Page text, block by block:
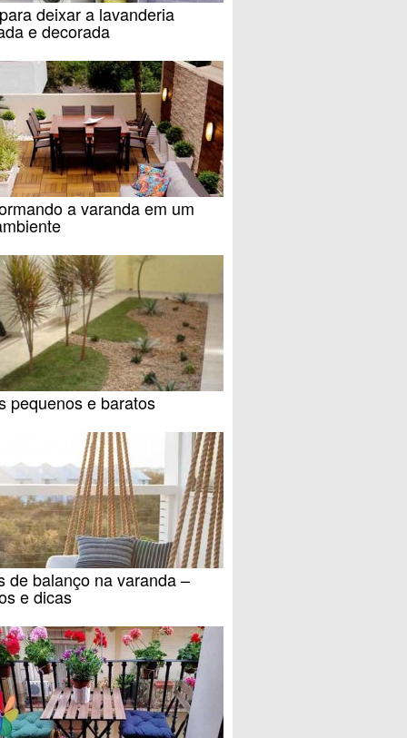
deixar a lavanderia
e decorada
a varanda em um
pequenos e baratos
de balanço na varanda –
e dicas